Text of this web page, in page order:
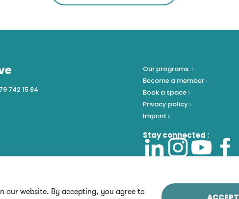
our website. By accepting, you agree to
742 15 84
Our programs
Become a member
Book a space
Privacy policy
Imprint
Stay connected :